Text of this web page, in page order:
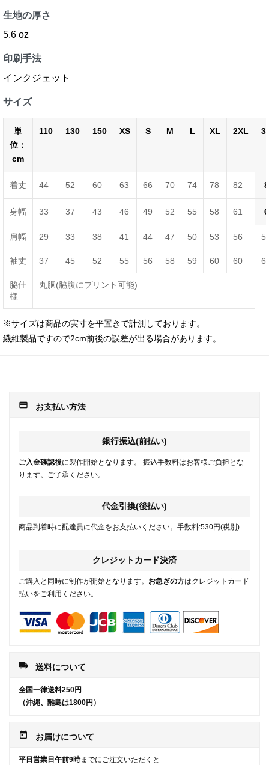
生地の厚さ
5.6 oz
印刷手法
インクジェット
サイズ
単
位：
cm
110 130 150 XS S M L XL 2XL
着丈 44 52 60 63 66 70 74 78 82
身幅 33 37 43 46 49 52 55 58 61
肩幅 29 33 38 41 44 47 50 53 56
袖丈 37 45 52 55 56 58 59 60 60
脇仕
様
丸胴(脇腹にプリント可能)
※サイズは商品の実寸を平置きで計測しております。
繊維製品ですので2cm前後の誤差が出る場合があります。
payment お支払い方法
銀行振込(前払い)
ご入金確認後に製作開始となります。 振込手数料はお客様ご負担とな
ります。ご了承ください。
代金引換(後払い)
商品到着時に配達員に代金をお支払いください。手数料:530円(税別)
クレジットカード決済
ご購入と同時に制作が開始となります。 お急ぎの方はクレジットカード
払いをご利用ください。
local_shipping 送料について
全国一律送料250円
（沖縄、離島は1800円）
today お届けについて
平日営業日午前9時までにご注文いただくと